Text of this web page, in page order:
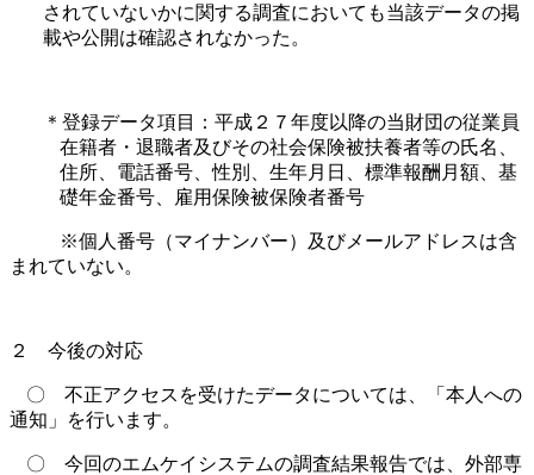
されていないかに関する調査においても当該データの掲
載や公開は確認されなかった。
＊登録データ項目：平成２７年度以降の当財団の従業員
在籍者・退職者及びその社会保険被扶養者等の氏名、
住所、電話番号、性別、生年月日、標準報酬月額、基
礎年金番号、雇用保険被保険者番号
※個人番号（マイナンバー）及びメールアドレスは含
まれていない。
２ 今後の対応
〇 不正アクセスを受けたデータについては、「本人への
通知」を行います。
〇 今回のエムケイシステムの調査結果報告では、外部専